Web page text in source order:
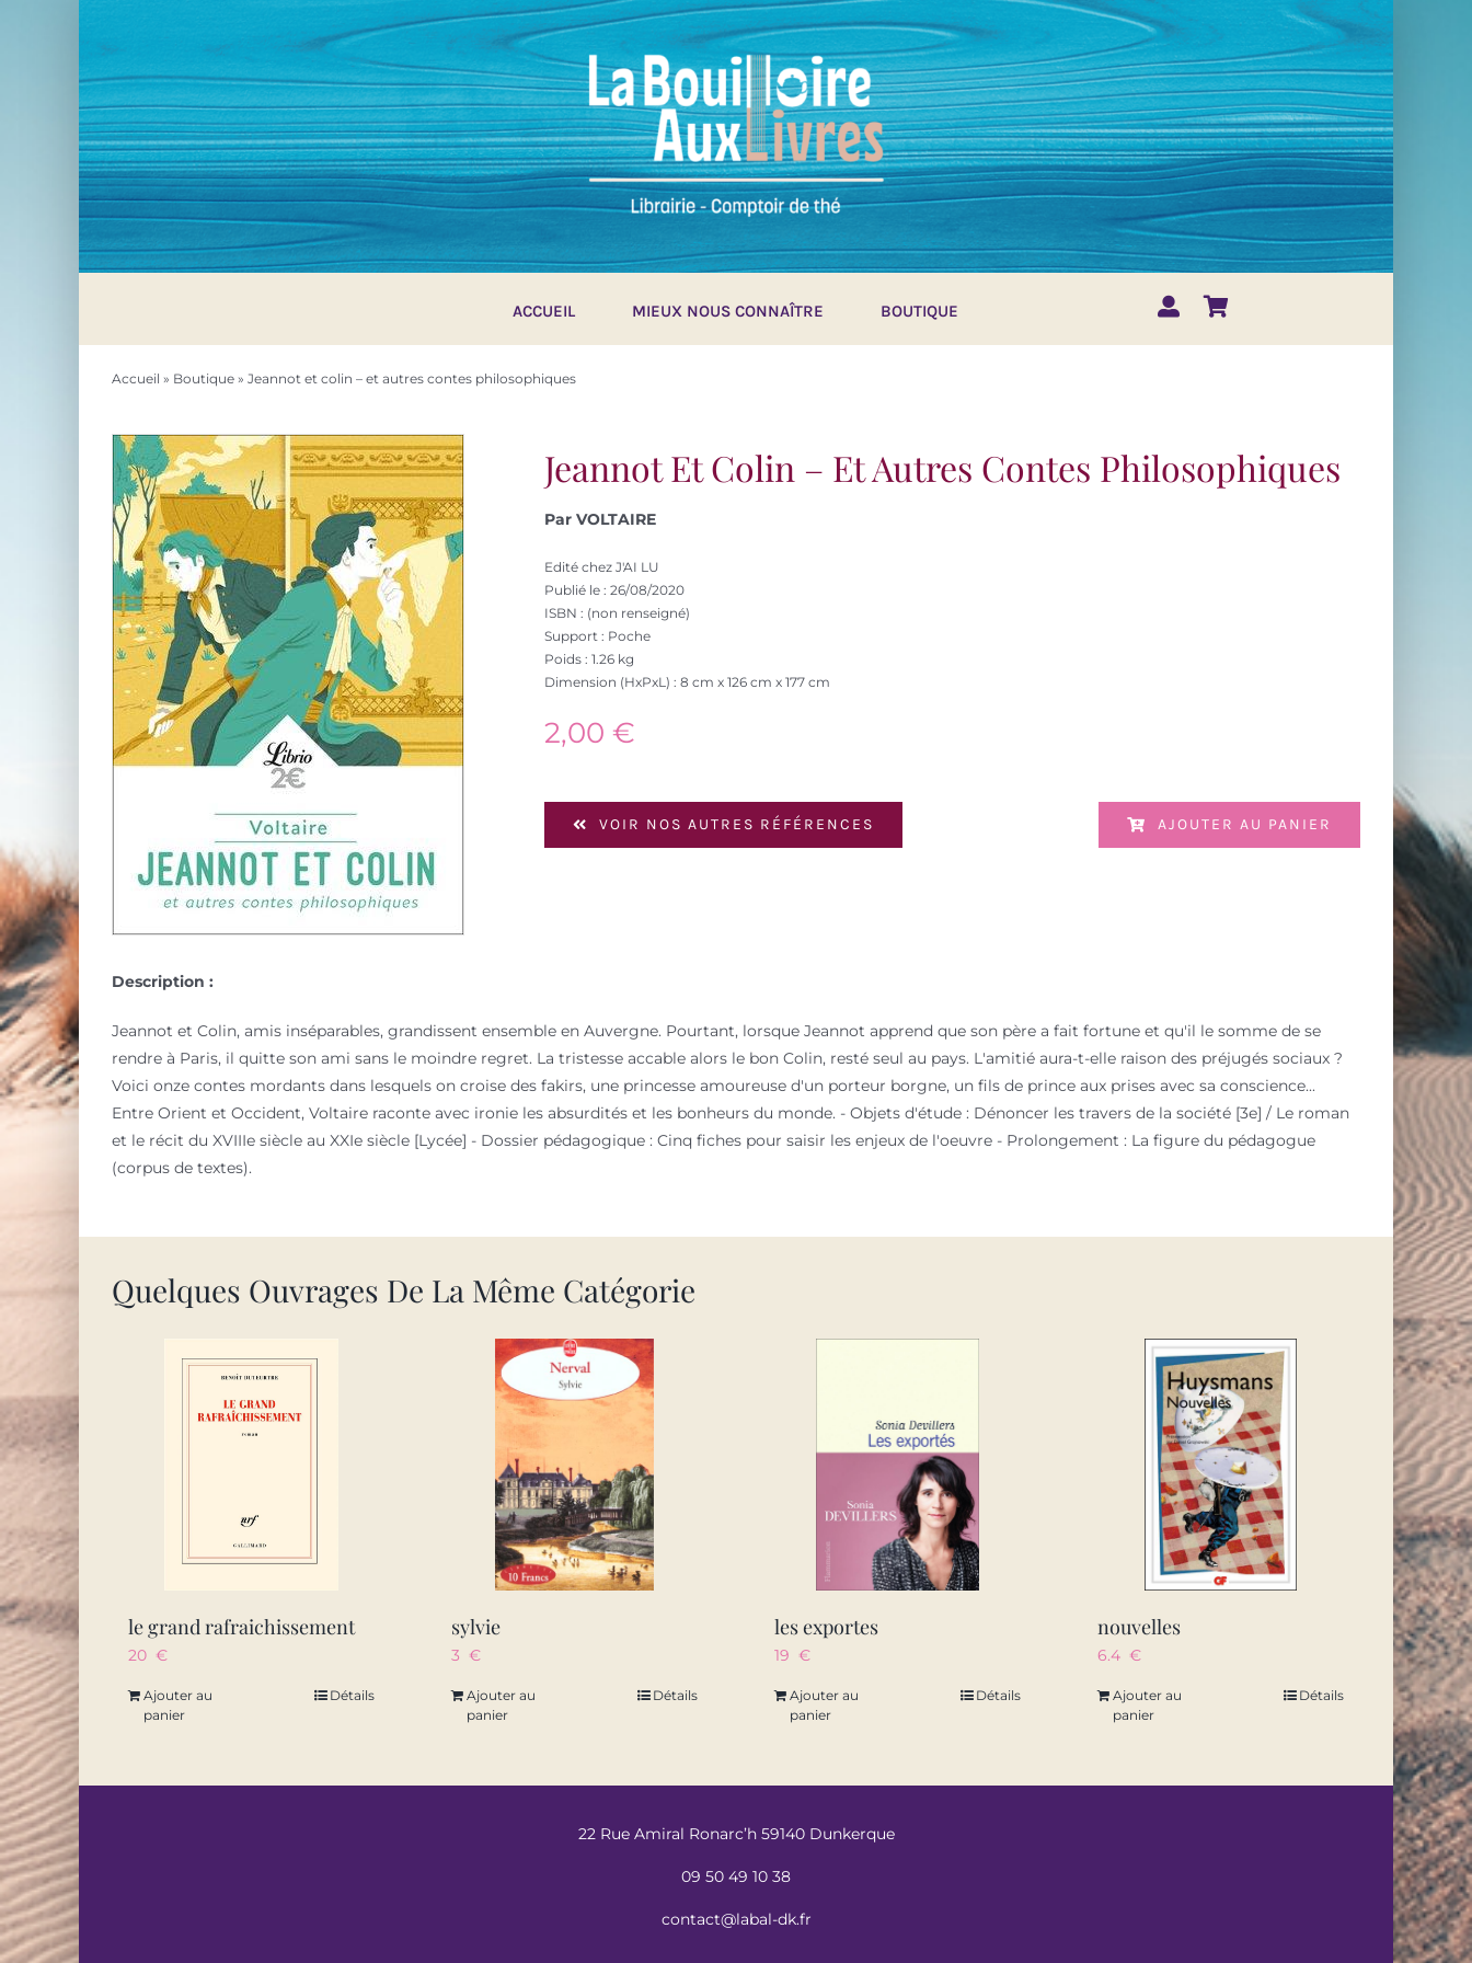
ACCUEIL MIEUX NOUS CONNAÎTRE BOUTIQUE
Accueil » Boutique» Jeannot et colin – et autres contes philosophiques
Jeannot Et Colin – Et Autres Contes Philosophiques
Par VOLTAIRE
Edité chez J'AI LU
Publié le : 26/08/2020
ISBN : (non renseigné)
Support : Poche
Poids : 1.26 kg
Dimension (HxPxL) : 8 cm x 126 cm x 177 cm
2,00€
VOIR NOS AUTRES RÉFÉRENCES AJOUTER AU PANIER
Description :
Jeannot et Colin, amis inséparables, grandissent ensemble en Auvergne. Pourtant, lorsque Jeannot apprend que son père a fait fortune et qu'il le somme de se
rendre à Paris, il quitte son ami sans le moindre regret. La tristesse accable alors le bon Colin, resté seul au pays. L'amitié aura-t-elle raison des préjugés sociaux ?
Voici onze contes mordants dans lesquels on croise des fakirs, une princesse amoureuse d'un porteur borgne, un fils de prince aux prises avec sa conscience...
Entre Orient et Occident, Voltaire raconte avec ironie les absurdités et les bonheurs du monde. - Objets d'étude : Dénoncer les travers de la société [3e] / Le roman
et le récit du XVIIIe siècle au XXIe siècle [Lycée] - Dossier pédagogique : Cinq fiches pour saisir les enjeux de l'oeuvre - Prolongement : La figure du pédagogue
(corpus de textes).
Quelques Ouvrages De La Même Catégorie
le grand rafraichissement
20 €
Ajouter au
panier
Détails
sylvie
3 €
Ajouter au
panier
Détails
les exportes
19 €
Ajouter au
panier
Détails
nouvelles
6.4 €
Ajouter au
panier
Détails
22 Rue Amiral Ronarc’h 59140 Dunkerque
09 50 49 10 38
contact@labal-dk.fr